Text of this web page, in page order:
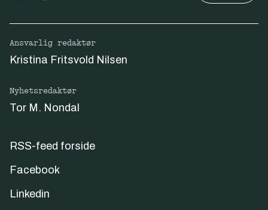
Ansvarlig redaktør
Kristina Fritsvold Nilsen
Nyhetsredaktør
Tor M. Nondal
RSS-feed forside
Facebook
Linkedin